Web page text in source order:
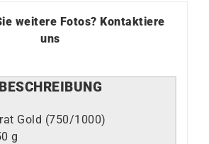
weitere Fotos?Kontaktiere
uns
BESCHREIBUNG
Gold (750/1000)
g